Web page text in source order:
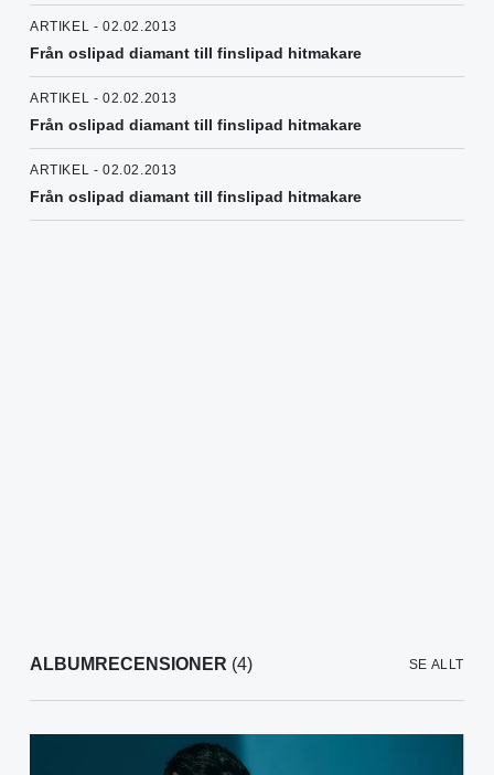
ARTIKEL - 02.02.2013
Från oslipad diamant till finslipad hitmakare
ARTIKEL - 02.02.2013
Från oslipad diamant till finslipad hitmakare
ARTIKEL - 02.02.2013
Från oslipad diamant till finslipad hitmakare
ALBUMRECENSIONER (4) SE ALLT